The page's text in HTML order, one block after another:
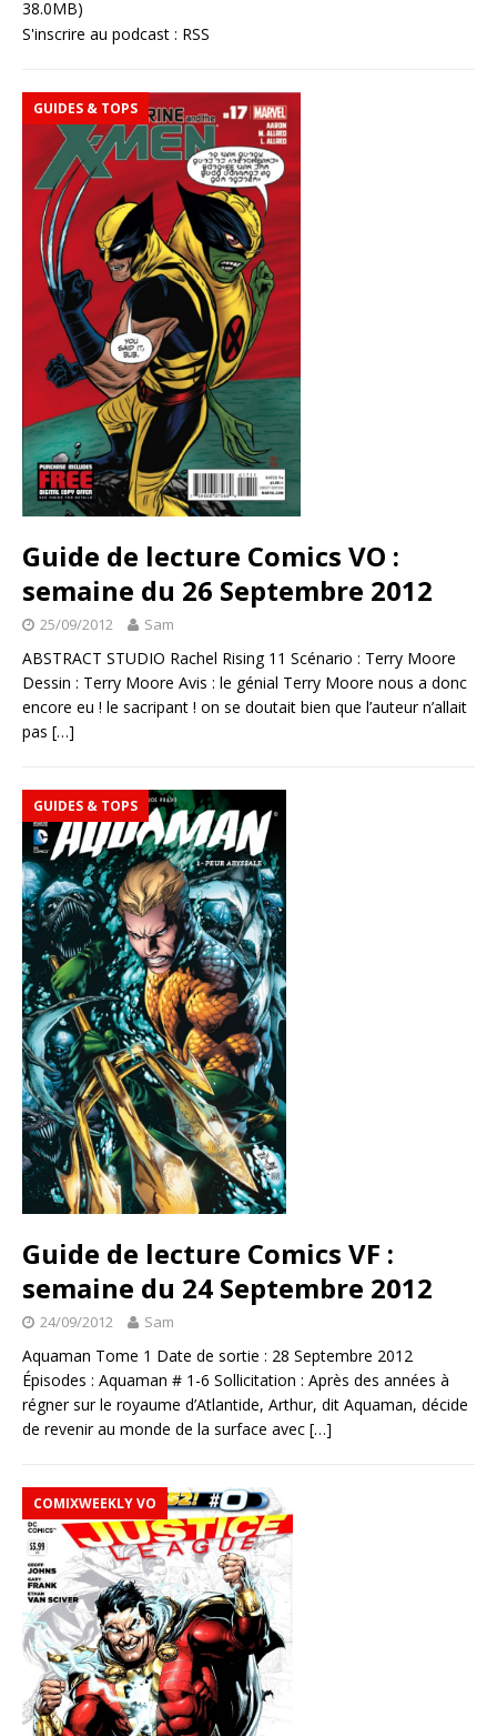
38.0MB)
S'inscrire au podcast : RSS
GUIDES & TOPS
Guide de lecture Comics VO :
semaine du 26 Septembre 2012
25/09/2012 Sam
ABSTRACT STUDIO Rachel Rising 11 Scénario : Terry Moore
Dessin : Terry Moore Avis : le génial Terry Moore nous a donc
encore eu ! le sacripant ! on se doutait bien que l’auteur n’allait
pas […]
GUIDES & TOPS
Guide de lecture Comics VF :
semaine du 24 Septembre 2012
24/09/2012 Sam
Aquaman Tome 1 Date de sortie : 28 Septembre 2012
Épisodes : Aquaman # 1-6 Sollicitation : Après des années à
régner sur le royaume d’Atlantide, Arthur, dit Aquaman, décide
de revenir au monde de la surface avec […]
COMIXWEEKLY VO